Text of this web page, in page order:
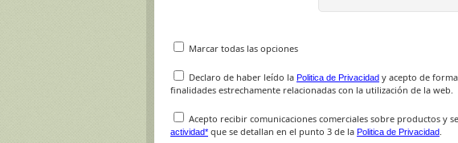
Marcar todas las opciones
Declaro de haber leído la Politica de Privacidad y acepto de
finalidades estrechamente relacionadas con la utilización de la web.
Acepto recibir comunicaciones comerciales sobre productos y
actividad* que se detallan en el punto 3 de la Politica de Privacidad